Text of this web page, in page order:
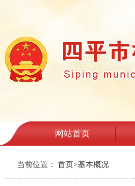
网站首页
当前位置： 首页>基本概况